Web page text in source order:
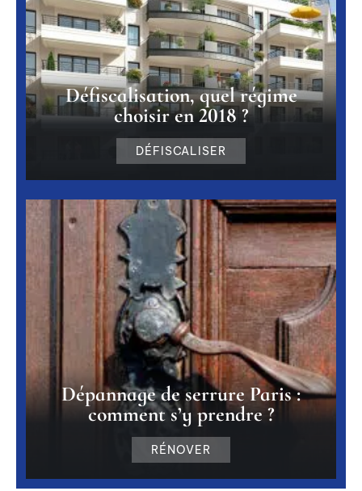
Défiscalisation, quel régime
choisir en 2018 ?
DÉFISCALISER
Dépannage de serrure Paris :
comment s’y prendre ?
RÉNOVER